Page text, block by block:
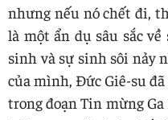
nhưng nếu nó chết đi,
là một ẩn dụ sâu sắc
sinh và sự sinh sôi nảy
của mình, Đức Giê-su
trong đoạn Tin mừng